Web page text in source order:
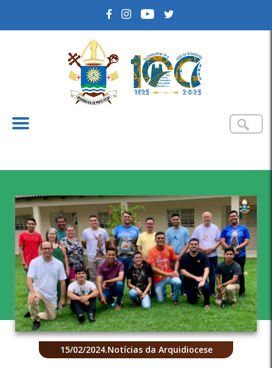
15/02/2024.Notícias da Arquidiocese